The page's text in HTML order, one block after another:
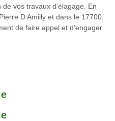
vos travaux d’élagage. En
D Amilly et dans le 17700,
de faire appel et d’engager